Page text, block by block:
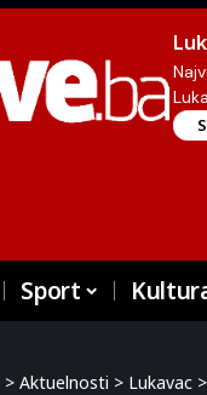
Sport
> Aktuelnosti > Lukavac >